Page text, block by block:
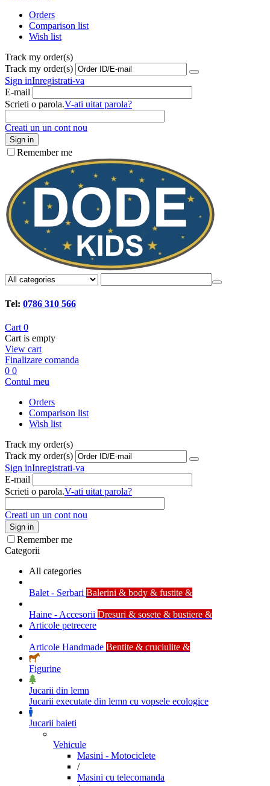
Orders
Comparison list
Wish list
Track my order(s)
Track my order(s)
Sign inInregistrati-va
E-mail
Scrieti o parola.V-ati uitat parola?
Creati un un cont nou
Sign in
Remember me
Tel: 0786 310 566
Cart 0
Cart is empty
View cart
Finalizare comanda
0 0
Contul meu
Orders
Comparison list
Wish list
Track my order(s)
Track my order(s)
Sign inInregistrati-va
E-mail
Scrieti o parola.V-ati uitat parola?
Creati un un cont nou
Sign in
Remember me
Categorii
All categories
Balet - Serbari Balerini & body & fustite &
Haine - Accesorii Dresuri & sosete & bustiere &
Articole petrecere
Articole Handmade Bentite & cruciulite &
Figurine
Jucarii din lemn
Jucarii executate din lemn cu vopsele ecologice
Jucarii baieti
Vehicule
Masini - Motociclete
/
Masini cu telecomanda